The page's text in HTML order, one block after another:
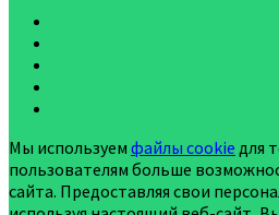
Мы используем файлы cookie для
пользователям больше
сайта. Предоставляя свои